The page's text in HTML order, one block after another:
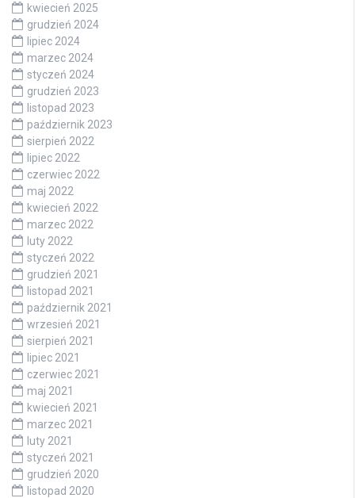
kwiecień 2025
grudzień 2024
lipiec 2024
marzec 2024
styczeń 2024
grudzień 2023
listopad 2023
październik 2023
sierpień 2022
lipiec 2022
czerwiec 2022
maj 2022
kwiecień 2022
marzec 2022
luty 2022
styczeń 2022
grudzień 2021
listopad 2021
październik 2021
wrzesień 2021
sierpień 2021
lipiec 2021
czerwiec 2021
maj 2021
kwiecień 2021
marzec 2021
luty 2021
styczeń 2021
grudzień 2020
listopad 2020